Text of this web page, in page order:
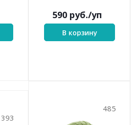
590 руб./уп
В корзину
393
485